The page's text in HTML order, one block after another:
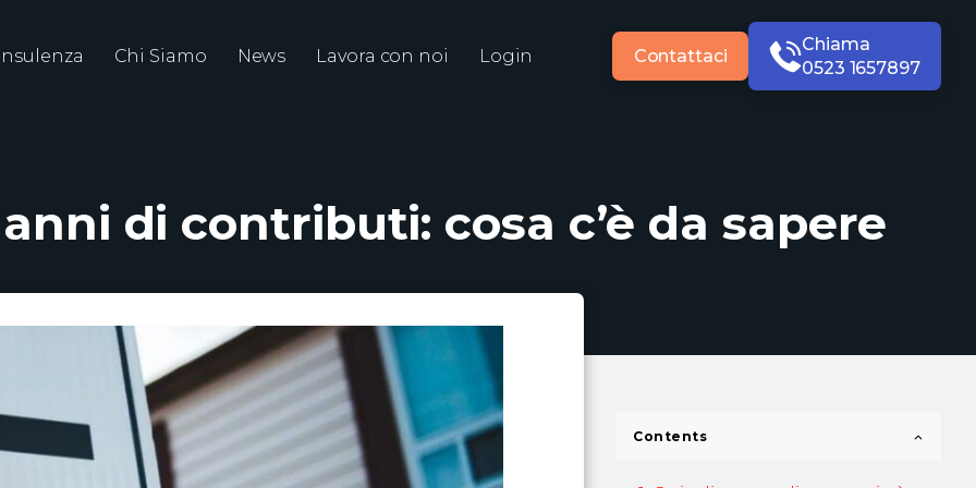
Chi Siamo News Lavora con noi Login Contattaci
Chiama
0523 1657897
di contributi: cosa c’è da sapere
Contents